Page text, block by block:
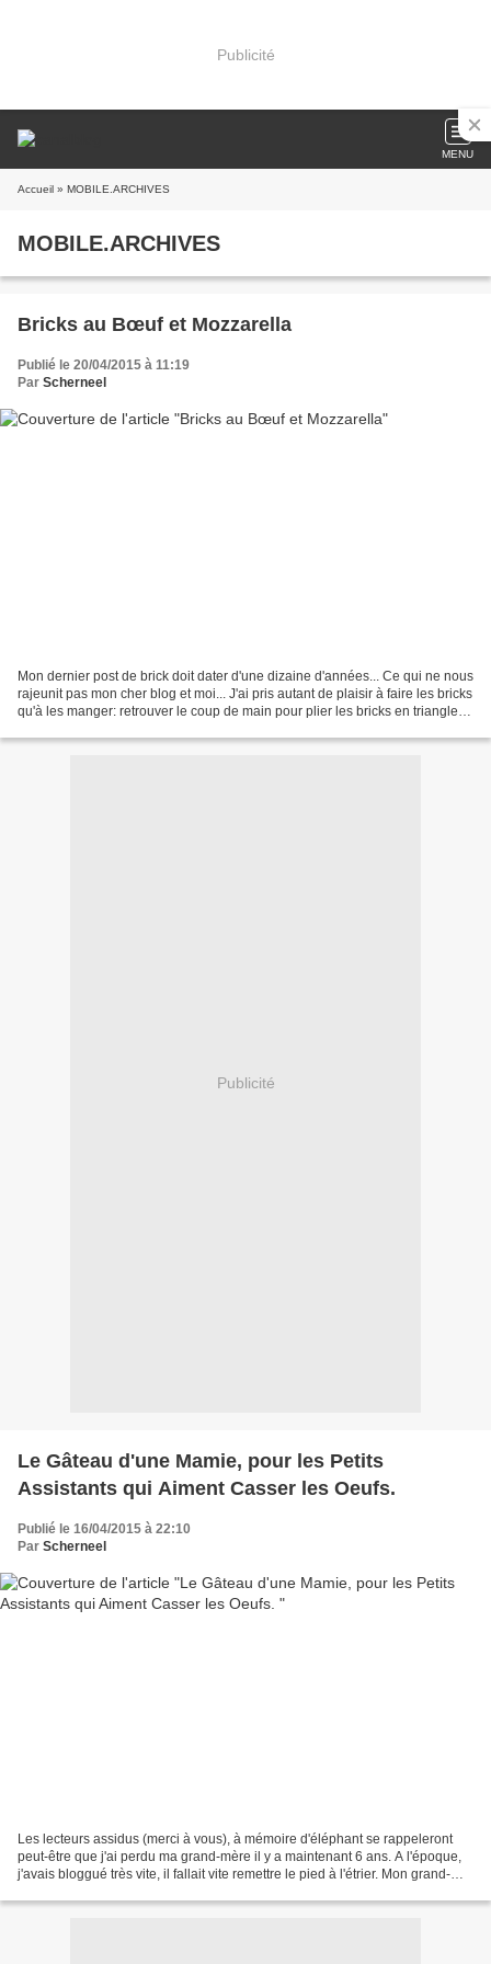
Publicité
MENU
Accueil » MOBILE.ARCHIVES
MOBILE.ARCHIVES
Bricks au Bœuf et Mozzarella
Publié le 20/04/2015 à 11:19
Par Scherneel
Mon dernier post de brick doit dater d'une dizaine d'années... Ce qui ne nous
rajeunit pas mon cher blog et moi... J'ai pris autant de plaisir à faire les bricks
qu'à les manger: retrouver le coup de main pour plier les bricks en triangle,
Publicité
Le Gâteau d'une Mamie, pour les Petits
Assistants qui Aiment Casser les Oeufs.
Publié le 16/04/2015 à 22:10
Par Scherneel
Les lecteurs assidus (merci à vous), à mémoire d'éléphant se rappeleront
peut-être que j'ai perdu ma grand-mère il y a maintenant 6 ans. A l'époque,
j'avais bloggué très vite, il fallait vite remettre le pied à l'étrier. Mon grand-